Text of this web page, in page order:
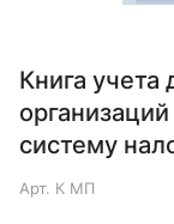
Книга учета
систему
Арт. К МП